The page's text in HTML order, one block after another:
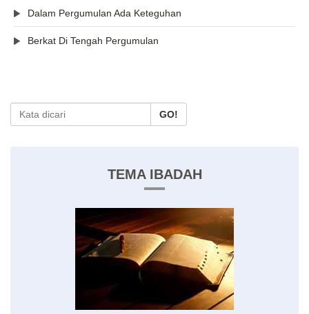
Dalam Pergumulan Ada Keteguhan
Berkat Di Tengah Pergumulan
GO!
TEMA IBADAH